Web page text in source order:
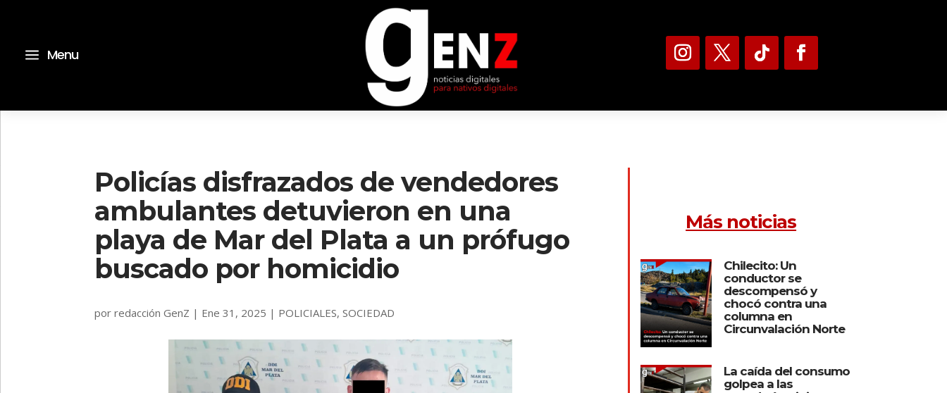
a Menu
Policías disfrazados de vendedores
ambulantes detuvieron en una
playa de Mar del Plata a un prófugo
buscado por homicidio
porredacción GenZ | Ene 31, 2025 | POLICIALES,SOCIEDAD
Más noticias
Chilecito: Un
conductor se
descompensó y
chocó contra una
columna en
Circunvalación Norte
La caída del consumo
golpea a las